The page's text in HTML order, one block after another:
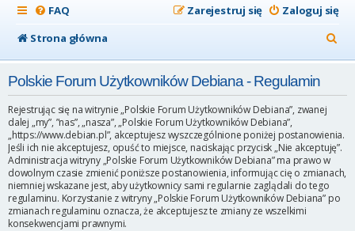
FAQ Zaloguj się
Zarejestruj się
Strona główna
z
j
Polskie Forum Użytkowników Debiana - Regulamin
Rejestrując się na witrynie „Polskie Forum Użytkowników Debiana”, zwanej
dalej „my”, ”nas”, „nasza”, „Polskie Forum Użytkowników Debiana”,
„https://www.debian.pl”, akceptujesz wyszczególnione poniżej postanowienia.
Jeśli ich nie akceptujesz, opuść to miejsce, naciskając przycisk „Nie akceptuję”.
Administracja witryny „Polskie Forum Użytkowników Debiana” ma prawo w
dowolnym czasie zmienić poniższe postanowienia, informując cię o zmianach,
niemniej wskazane jest, aby użytkownicy sami regularnie zaglądali do tego
regulaminu. Korzystanie z witryny „Polskie Forum Użytkowników Debiana” po
zmianach regulaminu oznacza, że akceptujesz te zmiany ze wszelkimi
konsekwencjami prawnymi.